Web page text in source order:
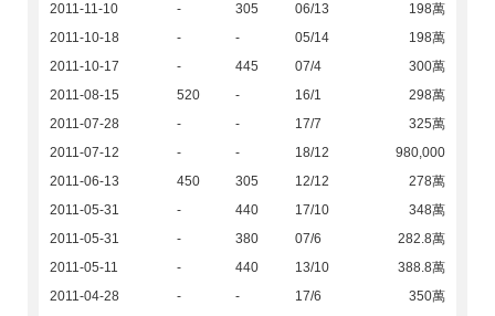
2011-11-10
- 305 06/13
198萬
2011-10-18
- - 05/14
198萬
2011-10-17
- 445 07/4
300萬
2011-08-15
520 - 16/1
298萬
2011-07-28
- - 17/7
325萬
2011-07-12
- - 18/12
980,000
2011-06-13
450 305 12/12
278萬
2011-05-31
- 440 17/10
348萬
2011-05-31
- 380 07/6
282.8萬
2011-05-11
- 440 13/10
388.8萬
2011-04-28
- - 17/6
350萬